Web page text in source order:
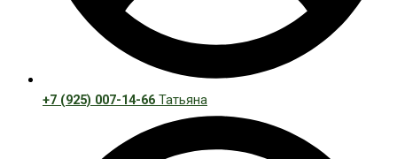
+7 (925) 007-14-66 Татьяна